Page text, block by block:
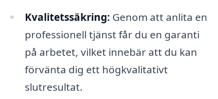
Kvalitetssäkring: Genom att anlita en
professionell tjänst får du en garanti
på arbetet, vilket innebär att du kan
förvänta dig ett högkvalitativt
slutresultat.